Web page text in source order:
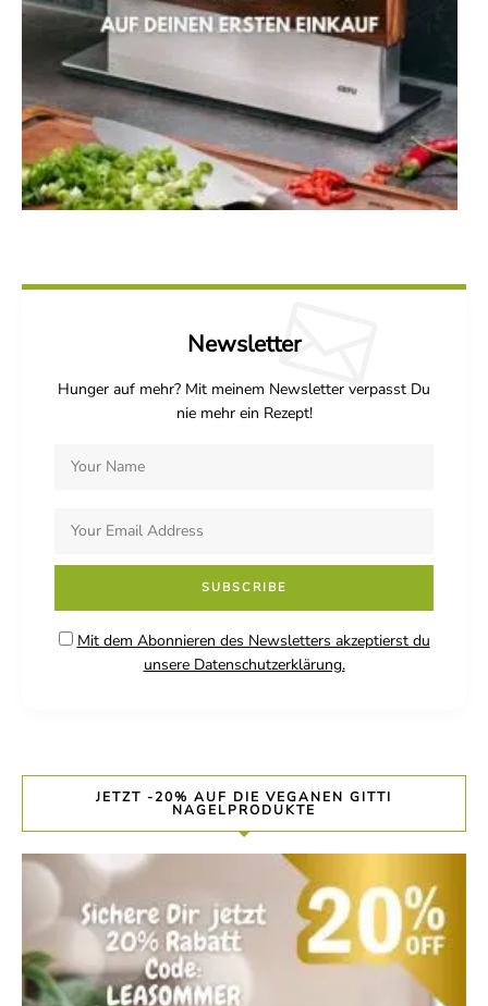
Newsletter
Hunger auf mehr? Mit meinem Newsletter verpasst Du
nie mehr ein Rezept!
Mit dem Abonnieren des Newsletters akzeptierst du
unsere Datenschutzerklärung.
JETZT -20% AUF DIE VEGANEN GITTI
NAGELPRODUKTE